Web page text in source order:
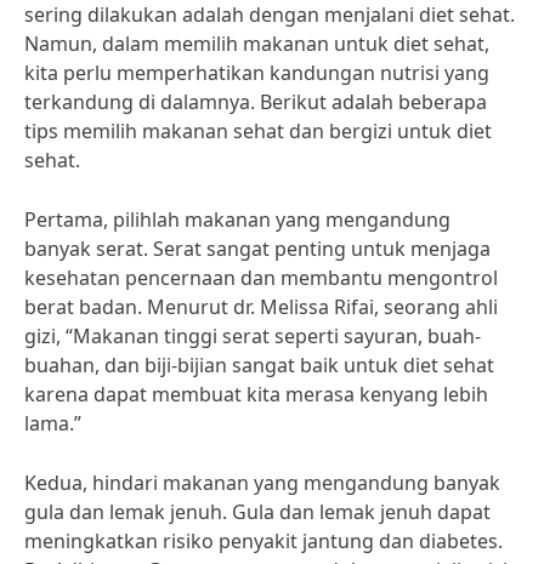
sering dilakukan adalah dengan menjalani diet sehat.
Namun, dalam memilih makanan untuk diet sehat,
kita perlu memperhatikan kandungan nutrisi yang
terkandung di dalamnya. Berikut adalah beberapa
tips memilih makanan sehat dan bergizi untuk diet
sehat.
Pertama, pilihlah makanan yang mengandung
banyak serat. Serat sangat penting untuk menjaga
kesehatan pencernaan dan membantu mengontrol
berat badan. Menurut dr. Melissa Rifai, seorang ahli
gizi, “Makanan tinggi serat seperti sayuran, buah-
buahan, dan biji-bijian sangat baik untuk diet sehat
karena dapat membuat kita merasa kenyang lebih
lama.”
Kedua, hindari makanan yang mengandung banyak
gula dan lemak jenuh. Gula dan lemak jenuh dapat
meningkatkan risiko penyakit jantung dan diabetes.